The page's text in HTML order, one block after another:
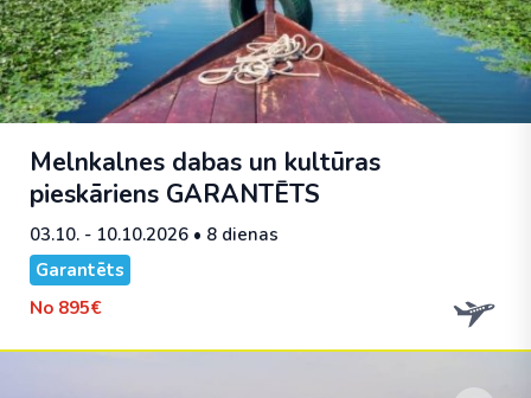
Melnkalnes dabas un kultūras
pieskāriens GARANTĒTS
03.10. - 10.10.2026 • 8 dienas
Garantēts
No 895€